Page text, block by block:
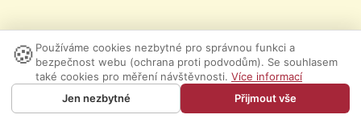
🍪 Používáme cookies nezbytné pro správnou funkci a
bezpečnost webu (ochrana proti podvodům). Se souhlasem
také cookies pro měření návštěvnosti. Více informací
Jen nezbytné
Přijmout vše